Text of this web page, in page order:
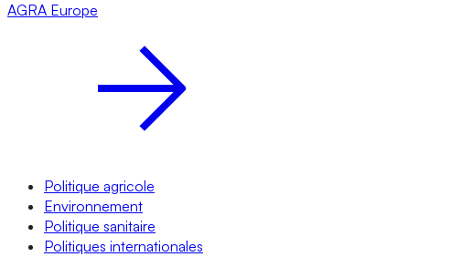
AGRA Europe
Politique agricole
Environnement
Politique sanitaire
Politiques internationales